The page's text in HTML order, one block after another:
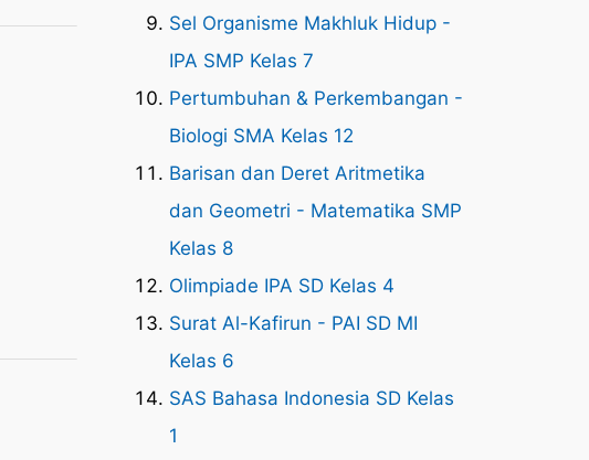
Sel Organisme Makhluk Hidup -
IPA SMP Kelas 7
Pertumbuhan & Perkembangan -
Biologi SMA Kelas 12
Barisan dan Deret Aritmetika
dan Geometri - Matematika SMP
Kelas 8
Olimpiade IPA SD Kelas 4
Surat Al-Kafirun - PAI SD MI
Kelas 6
SAS Bahasa Indonesia SD Kelas
1